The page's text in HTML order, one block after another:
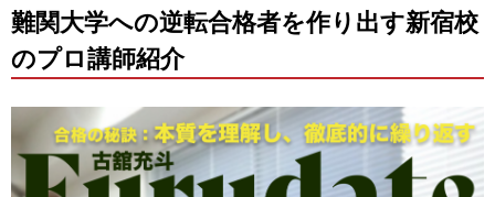
難関大学への逆転合格者を作り出す新宿校
のプロ講師紹介